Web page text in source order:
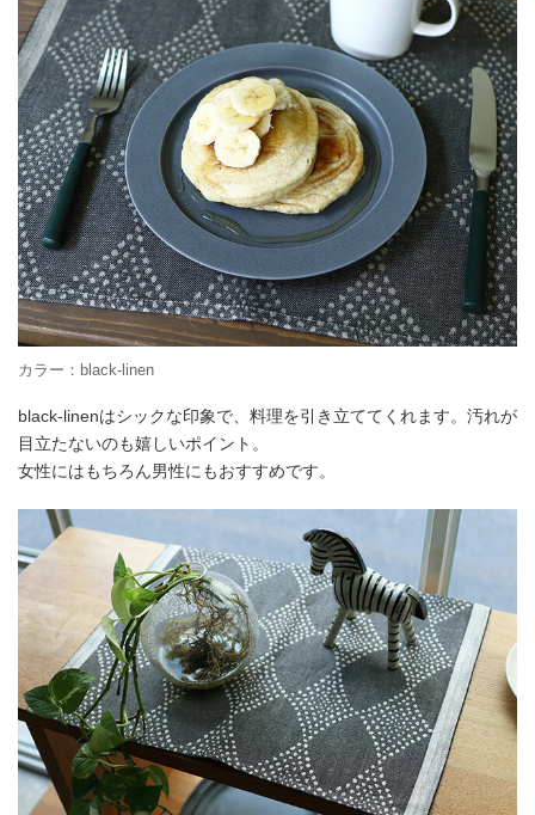
カラー：black-linen
black-linenはシックな印象で、料理を引き立ててくれます。汚れが
目立たないのも嬉しいポイント。
女性にはもちろん男性にもおすすめです。